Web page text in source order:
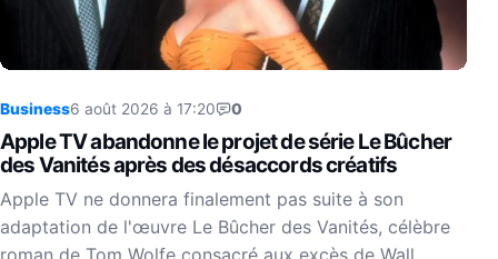
Business6 août 2026 à 17:20 0
Apple TV abandonne le projet de série Le Bûcher
des Vanités après des désaccords créatifs
Apple TV ne donnera finalement pas suite à son
adaptation de l'œuvre Le Bûcher des Vanités, célèbre